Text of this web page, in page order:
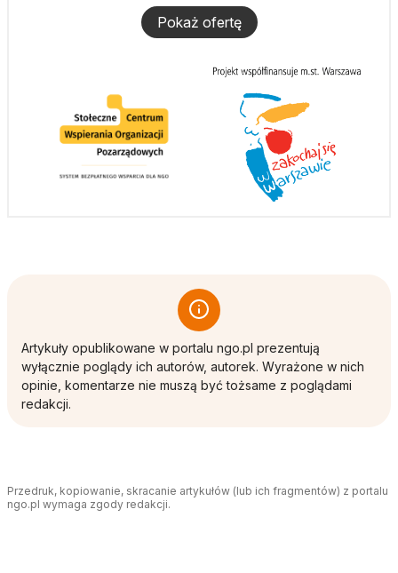
Pokaż ofertę
Artykuły opublikowane w portalu ngo.pl prezentują
wyłącznie poglądy ich autorów, autorek. Wyrażone w nich
opinie, komentarze nie muszą być tożsame z poglądami
redakcji.
Przedruk, kopiowanie, skracanie artykułów (lub ich fragmentów) z portalu
ngo.pl wymaga zgody redakcji.